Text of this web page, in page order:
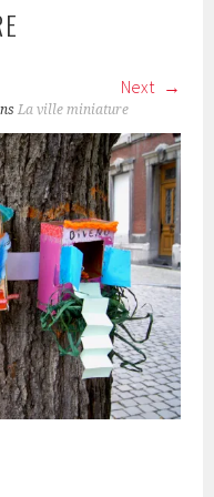
Next
La ville miniature